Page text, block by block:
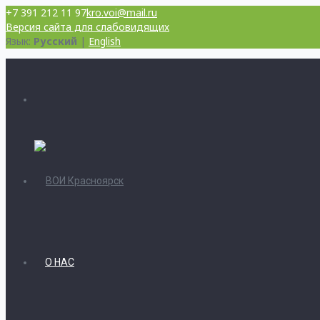
+7 391 212 11 97kro.voi@mail.ru
Версия сайта для слабовидящих
Язык: Русский | English
О НАС